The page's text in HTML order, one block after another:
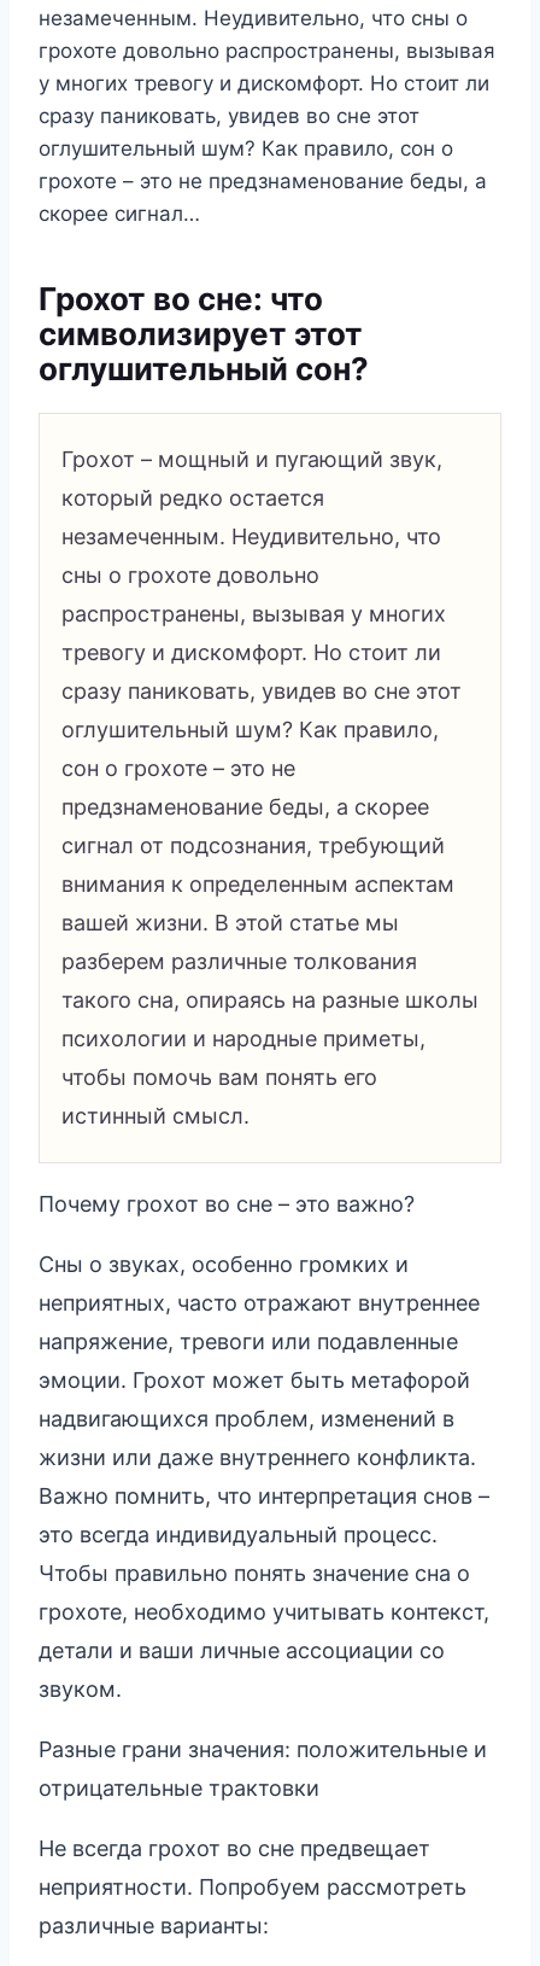
незамеченным. Неудивительно, что сны о
грохоте довольно распространены, вызывая
у многих тревогу и дискомфорт. Но стоит ли
сразу паниковать, увидев во сне этот
оглушительный шум? Как правило, сон о
грохоте – это не предзнаменование беды, а
скорее сигнал…
Грохот во сне: что
символизирует этот
оглушительный сон?
Грохот – мощный и пугающий звук,
который редко остается
незамеченным. Неудивительно, что
сны о грохоте довольно
распространены, вызывая у многих
тревогу и дискомфорт. Но стоит ли
сразу паниковать, увидев во сне этот
оглушительный шум? Как правило,
сон о грохоте – это не
предзнаменование беды, а скорее
сигнал от подсознания, требующий
внимания к определенным аспектам
вашей жизни. В этой статье мы
разберем различные толкования
такого сна, опираясь на разные школы
психологии и народные приметы,
чтобы помочь вам понять его
истинный смысл.
Почему грохот во сне – это важно?
Сны о звуках, особенно громких и
неприятных, часто отражают внутреннее
напряжение, тревоги или подавленные
эмоции. Грохот может быть метафорой
надвигающихся проблем, изменений в
жизни или даже внутреннего конфликта.
Важно помнить, что интерпретация снов –
это всегда индивидуальный процесс.
Чтобы правильно понять значение сна о
грохоте, необходимо учитывать контекст,
детали и ваши личные ассоциации со
звуком.
Разные грани значения: положительные и
отрицательные трактовки
Не всегда грохот во сне предвещает
неприятности. Попробуем рассмотреть
различные варианты: